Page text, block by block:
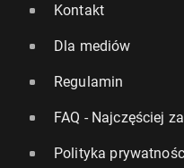
Kontakt
Dla mediów
Regulamin
FAQ - Najczęściej
Polityka